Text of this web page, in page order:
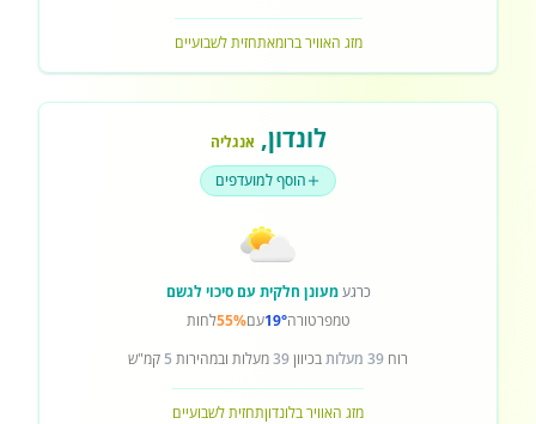
מזג האוויר ברומאתחזית לשבועיים
לונדון, אנגליה
הוסף למועדפים
כרגעמעונן חלקית עם סיכוי לגשם
טמפרטורה19°עם55%לחות
רוח 39 מעלות בכיוון39מעלות ובמהירות 5 קמ"ש
מזג האוויר בלונדוןתחזית לשבועיים